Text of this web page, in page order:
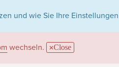
und wie Sie Ihre
wechseln. Close